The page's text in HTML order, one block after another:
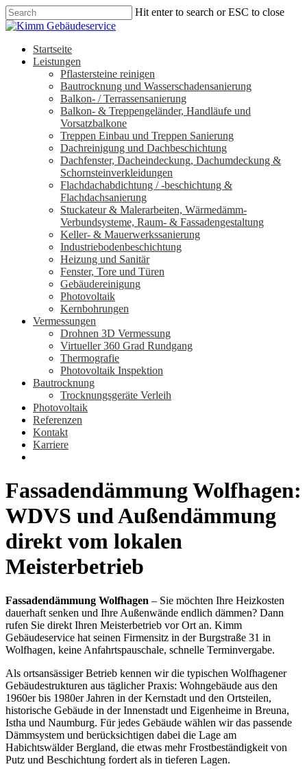
Hit enter to search or ESC to close
Startseite
Leistungen
Pflastersteine reinigen
Bautrocknung und Wasserschadensanierung
Balkon- / Terrassensanierung
Balkon- & Treppengeländer, Handläufe und
Vorsatzbalkone
Treppen Einbau und Treppen Sanierung
Dachreinigung und Dachbeschichtung
Dachfenster, Dacheindeckung, Dachumdeckung &
Schornsteinverkleidungen
Flachdachabdichtung / -beschichtung &
Flachdachsanierung
Stuckateur & Malerarbeiten, Wärmedämm-
Verbundsysteme, Raum- & Fassadengestaltung
Keller- & Mauerwerkssanierung
Industriebodenbeschichtung
Heizung und Sanitär
Fenster, Tore und Türen
Gebäudereinigung
Photovoltaik
Kernbohrungen
Vermessungen
Drohnen 3D Vermessung
Virtueller 360 Grad Rundgang
Thermografie
Photovoltaik Inspektion
Bautrocknung
Trocknungsgeräte Verleih
Photovoltaik
Referenzen
Kontakt
Karriere
Fassadendämmung Wolfhagen:
WDVS und Außendämmung
direkt vom lokalen
Meisterbetrieb
Fassadendämmung Wolfhagen – Sie möchten Ihre Heizkosten
dauerhaft senken und Ihre Außenwände endlich dämmen? Dann
rufen Sie direkt Ihren Meisterbetrieb vor Ort an. Kimm
Gebäudeservice hat seinen Firmensitz in der Burgstraße 31 in
Wolfhagen, keine Anfahrtspauschale, schnelle Terminvergabe.
Als ortsansässiger Betrieb kennen wir die typischen Wolfhagener
Gebäudestrukturen aus täglicher Praxis: Wohngebäude aus den
1960er bis 1980er Jahren in der Kernstadt und den Ortsteilen,
historische Gebäude in der Innenstadt und Eigenheime in Breuna,
Istha und Naumburg. Für jedes Gebäude wählen wir das passende
Dämmsystem und berücksichtigen dabei die Lage am
Habichtswälder Bergland, die etwas mehr Frostbeständigkeit von
Putz und Beschichtung fordert als in tieferen Lagen.